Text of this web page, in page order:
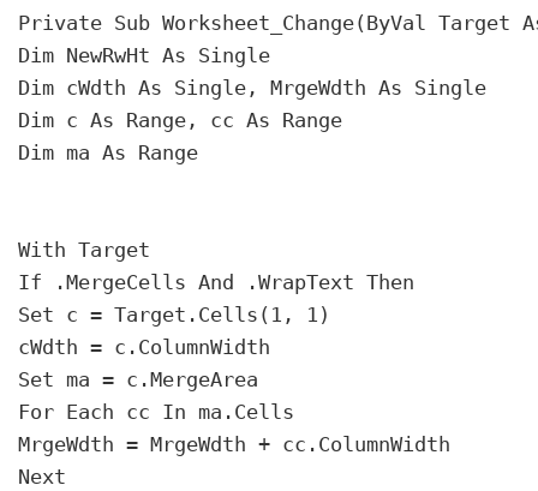
Private Sub Worksheet_Change(ByVal Target
Dim NewRwHt As Single
Dim cWdth As Single , MrgeWdth As Single
Dim c As Range , cc As Range
Dim ma As Range
With Target
If .MergeCells And .WrapText Then
Set c = Target.Cells(1 , 1)
cWdth = c.ColumnWidth
Set ma = c.MergeArea
For Each cc In ma.Cells
MrgeWdth = MrgeWdth + cc.ColumnWidth
Next